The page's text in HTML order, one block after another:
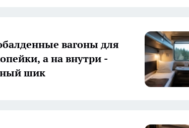
вагоны для
а на внутри -
шик